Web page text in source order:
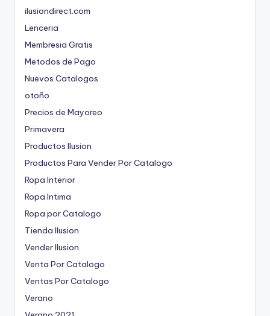
ilusiondirect.com
Lenceria
Membresia Gratis
Metodos de Pago
Nuevos Catalogos
otoño
Precios de Mayoreo
Primavera
Productos Ilusion
Productos Para Vender Por Catalogo
Ropa Interior
Ropa Intima
Ropa por Catalogo
Tienda Ilusion
Vender Ilusion
Venta Por Catalogo
Ventas Por Catalogo
Verano